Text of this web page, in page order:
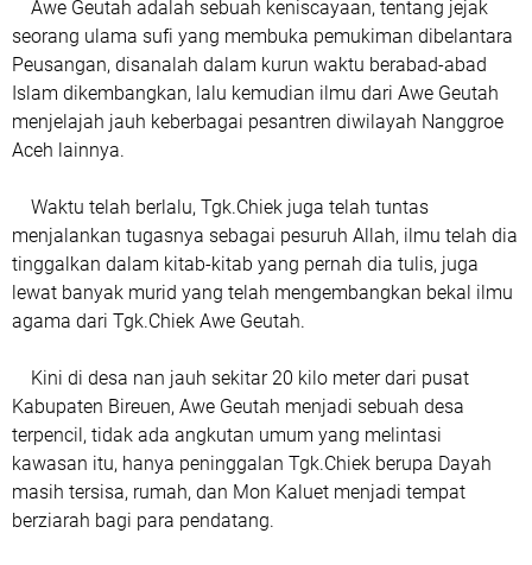
Awe Geutah adalah sebuah keniscayaan, tentang jejak
seorang ulama sufi yang membuka pemukiman dibelantara
Peusangan, disanalah dalam kurun waktu berabad-abad
Islam dikembangkan, lalu kemudian ilmu dari Awe Geutah
menjelajah jauh keberbagai pesantren diwilayah Nanggroe
Aceh lainnya.
Waktu telah berlalu, Tgk.Chiek juga telah tuntas
menjalankan tugasnya sebagai pesuruh Allah, ilmu telah dia
tinggalkan dalam kitab-kitab yang pernah dia tulis, juga
lewat banyak murid yang telah mengembangkan bekal ilmu
agama dari Tgk.Chiek Awe Geutah.
Kini di desa nan jauh sekitar 20 kilo meter dari pusat
Kabupaten Bireuen, Awe Geutah menjadi sebuah desa
terpencil, tidak ada angkutan umum yang melintasi
kawasan itu, hanya peninggalan Tgk.Chiek berupa Dayah
masih tersisa, rumah, dan Mon Kaluet menjadi tempat
berziarah bagi para pendatang.